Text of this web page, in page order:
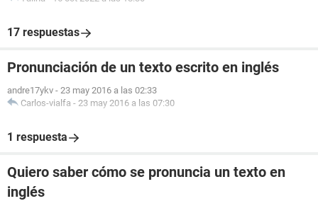
17 respuestas
Pronunciación de un texto escrito en inglés
andre17ykv - 23 may 2016 a las 02:33
Carlos-vialfa - 23 may 2016 a las 07:30
1 respuesta
Quiero saber cómo se pronuncia un texto en
inglés